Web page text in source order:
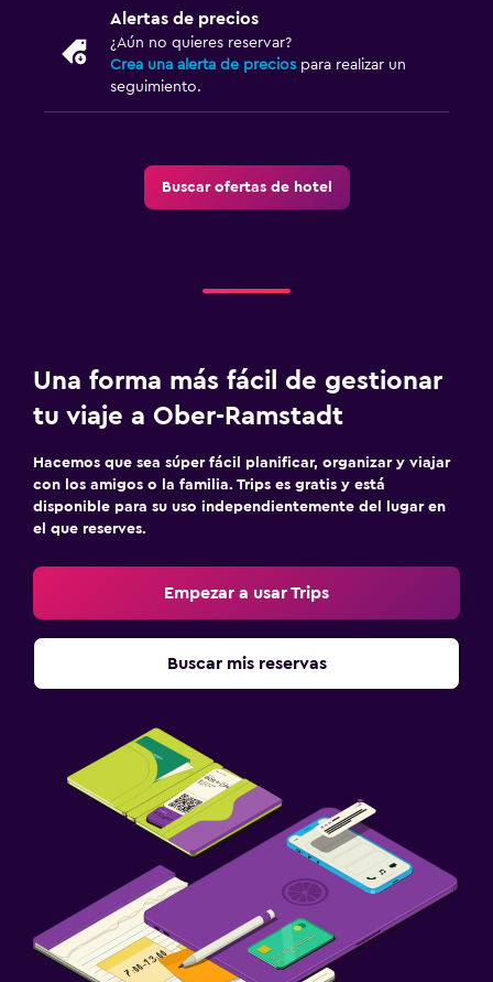
Alertas de precios
¿Aún no quieres reservar?
Crea una alerta de precios para realizar un
seguimiento.
Buscar ofertas de hotel
Una forma más fácil de gestionar
tu viaje a Ober-Ramstadt
Hacemos que sea súper fácil planificar, organizar y viajar
con los amigos o la familia. Trips es gratis y está
disponible para su uso independientemente del lugar en
el que reserves.
Empezar a usar Trips
Buscar mis reservas